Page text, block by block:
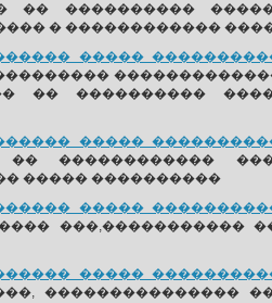
�� ����������
� ������������
����� ����������
�� ����������
����� ����������
������������
����� ����������
����� ����������
���,�����������
����� ����������
���������������